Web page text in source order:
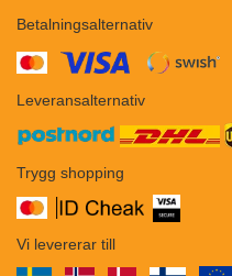
Betalningsalternativ
Leveransalternativ
Trygg shopping
Vi levererar till